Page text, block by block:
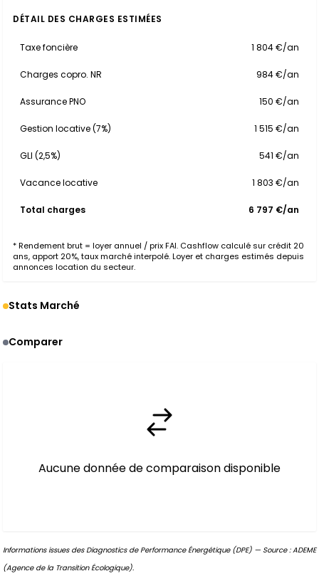
DÉTAIL DES CHARGES ESTIMÉES
Taxe foncière 1 804 €/an
Charges copro. NR 984 €/an
Assurance PNO 150 €/an
Gestion locative (7%) 1 515 €/an
GLI (2,5%) 541 €/an
Vacance locative 1 803 €/an
Total charges 6 797 €/an
* Rendement brut = loyer annuel / prix FAI. Cashflow calculé sur crédit 20
ans, apport 20%, taux marché interpolé. Loyer et charges estimés depuis
annonces location du secteur.
Stats Marché
Comparer
Aucune donnée de comparaison disponible
Informations issues des Diagnostics de Performance Énergétique (DPE) — Source : ADEME
(Agence de la Transition Écologique).